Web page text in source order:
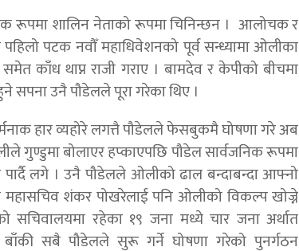
रूपमा शालिन नेताको रूपमा चिनिन्छन । आलोचक र
पटक नवौँ महाधिवेशनको पूर्व सन्ध्यामा ओलीका
काँध थाप्न राजी गराए । बामदेव र केपीको बीचमा
सपना उनै पौडेलले पूरा गरेका थिए ।
हार व्यहोरे लगत्तै पौडेलले फेसबुकमै घोषणा गरे अब
गुण्डुमा बोलाएर हप्काएपछि पौडेल सार्वजनिक रूपमा
लगे । उनै पौडेलले ओलीको ढाल बन्दाबन्दा आफ्नो
शंकर पोखरेलाई पनि ओलीको विकल्प खोज्ने
सचिवालयमा रहेका १९ जना मध्ये चार जना अर्थात
सबै पौडेलले सुरू गर्ने घोषणा गरेको पुनर्गठन